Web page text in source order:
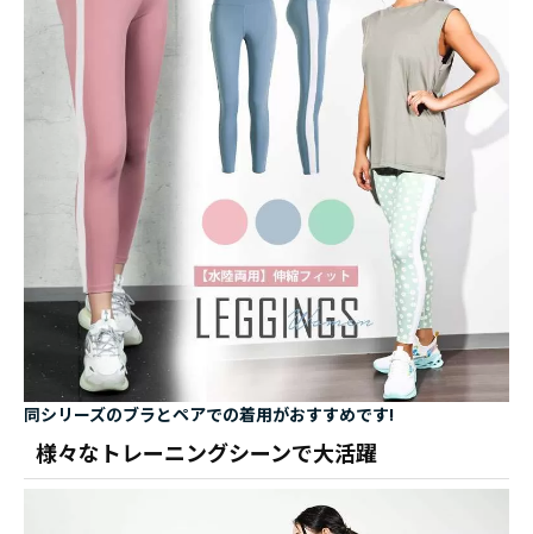
同シリーズのブラとペアでの着用がおすすめです!
様々なトレーニングシーンで大活躍